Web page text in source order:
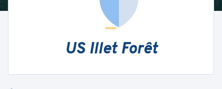
US Illet Forêt